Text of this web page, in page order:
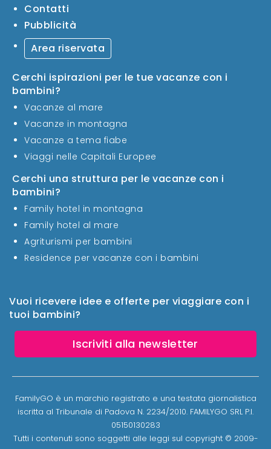
Vuoi ricevere idee e offerte per viaggiare con i
tuoi bambini?
Iscriviti alla newsletter
Contatti
Pubblicità
Area riservata
Cerchi ispirazioni per le tue vacanze con i
bambini?
Vacanze al mare
Vacanze in montagna
Vacanze a tema fiabe
Viaggi nelle Capitali Europee
Cerchi una struttura per le vacanze con i
bambini?
Family hotel in montagna
Family hotel al mare
Agriturismi per bambini
Residence per vacanze con i bambini
FamilyGO è un marchio registrato e una testata giornalistica
iscritta al Tribunale di Padova N. 2234/2010. FAMILYGO SRL P.I.
05150130283
Tutti i contenuti sono soggetti alle leggi sul copyright © 2009-